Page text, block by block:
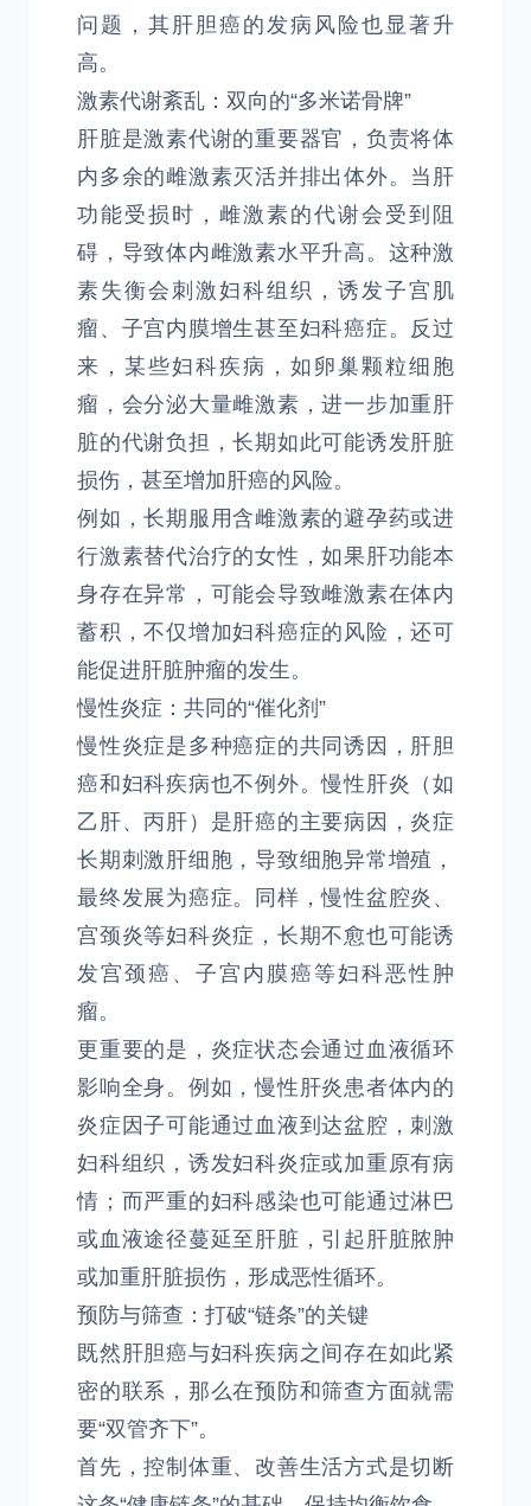
问题，其肝胆癌的发病风险也显著升
高。
激素代谢紊乱：双向的“多米诺骨牌”
肝脏是激素代谢的重要器官，负责将体
内多余的雌激素灭活并排出体外。当肝
功能受损时，雌激素的代谢会受到阻
碍，导致体内雌激素水平升高。这种激
素失衡会刺激妇科组织，诱发子宫肌
瘤、子宫内膜增生甚至妇科癌症。反过
来，某些妇科疾病，如卵巢颗粒细胞
瘤，会分泌大量雌激素，进一步加重肝
脏的代谢负担，长期如此可能诱发肝脏
损伤，甚至增加肝癌的风险。
例如，长期服用含雌激素的避孕药或进
行激素替代治疗的女性，如果肝功能本
身存在异常，可能会导致雌激素在体内
蓄积，不仅增加妇科癌症的风险，还可
能促进肝脏肿瘤的发生。
慢性炎症：共同的“催化剂”
慢性炎症是多种癌症的共同诱因，肝胆
癌和妇科疾病也不例外。慢性肝炎（如
乙肝、丙肝）是肝癌的主要病因，炎症
长期刺激肝细胞，导致细胞异常增殖，
最终发展为癌症。同样，慢性盆腔炎、
宫颈炎等妇科炎症，长期不愈也可能诱
发宫颈癌、子宫内膜癌等妇科恶性肿
瘤。
更重要的是，炎症状态会通过血液循环
影响全身。例如，慢性肝炎患者体内的
炎症因子可能通过血液到达盆腔，刺激
妇科组织，诱发妇科炎症或加重原有病
情；而严重的妇科感染也可能通过淋巴
或血液途径蔓延至肝脏，引起肝脏脓肿
或加重肝脏损伤，形成恶性循环。
预防与筛查：打破“链条”的关键
既然肝胆癌与妇科疾病之间存在如此紧
密的联系，那么在预防和筛查方面就需
要“双管齐下”。
首先，控制体重、改善生活方式是切断